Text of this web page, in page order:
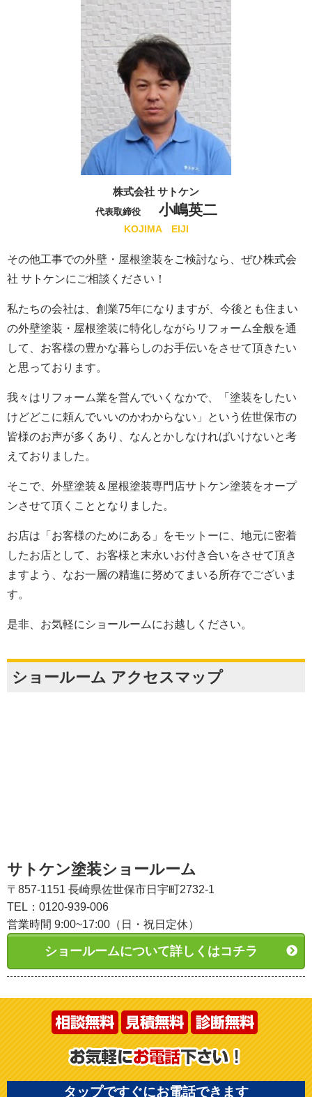
株式会社 サトケン
代表取締役 小嶋英二
KOJIMA EIJI
その他工事での外壁・屋根塗装をご検討なら、ぜひ株式会
社 サトケンにご相談ください！
私たちの会社は、創業75年になりますが、今後とも住まい
の外壁塗装・屋根塗装に特化しながらリフォーム全般を通
して、お客様の豊かな暮らしのお手伝いをさせて頂きたい
と思っております。
我々はリフォーム業を営んでいくなかで、「塗装をしたい
けどどこに頼んでいいのかわからない」という佐世保市の
皆様のお声が多くあり、なんとかしなければいけないと考
えておりました。
そこで、外壁塗装＆屋根塗装専門店サトケン塗装をオープ
ンさせて頂くこととなりました。
お店は「お客様のためにある」をモットーに、地元に密着
したお店として、お客様と末永いお付き合いをさせて頂き
ますよう、なお一層の精進に努めてまいる所存でございま
す。
是非、お気軽にショールームにお越しください。
ショールーム アクセスマップ
サトケン塗装ショールーム
〒857-1151 長崎県佐世保市日宇町2732-1
TEL：0120-939-006
営業時間 9:00~17:00（日・祝日定休）
ショールームについて詳しくはコチラ
タップですぐにお電話できます